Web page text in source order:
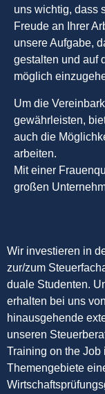
uns wichtig, dass
Freude an Ihrer
unsere Aufgabe,
gestalten und auf
möglich
Um die
gewährleisten,
auch die
arbeiten.
Mit einer
großen
Wir investieren in
zur/zum
duale Studenten.
erhalten bei uns
hinausgehende
unseren
Training on the
Themengebiete